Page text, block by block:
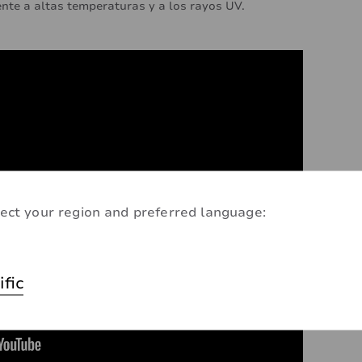
your region and preferred language:
a altas temperaturas y a los rayos UV.